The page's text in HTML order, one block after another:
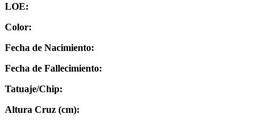
LOE:
Color:
Fecha de Nacimiento:
Fecha de Fallecimiento:
Tatuaje/Chip:
Altura Cruz (cm):